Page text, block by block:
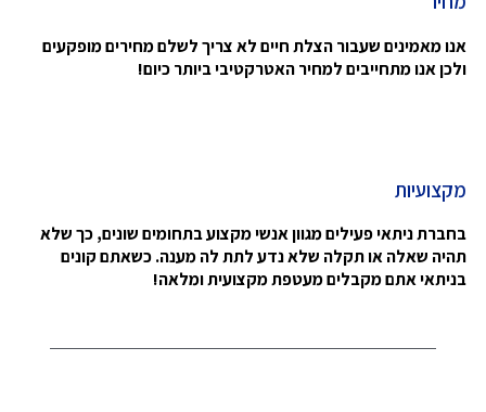
אנו מאמינים שעבור הצלת חיים לא צריך לשלם מחירים מופקעים
ולכן אנו מתחייבים למחיר האטרקטיבי ביותר כיום!
מקצועיות
בחברת ניתאי פעילים מגוון אנשי מקצוע בתחומים שונים, כך שלא
תהיה שאלה או תקלה שלא נדע לתת לה מענה. כשאתם קונים
בניתאי אתם מקבלים מעטפת מקצועית ומלאה!